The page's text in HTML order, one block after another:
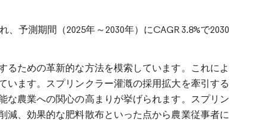
予測期間（2025年～2030年）にCAGR 3.8%で2030
ための革新的な方法を模索しています。これによ
います。スプリンクラー灌漑の採用拡大を牽引する
な農業への関心の高まりが挙げられます。スプリン
減、効果的な肥料散布といった点から農業従事者に